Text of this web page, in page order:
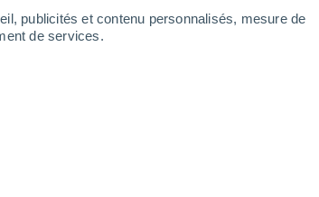
publicités et contenu personnalisés, mesure de
de services.